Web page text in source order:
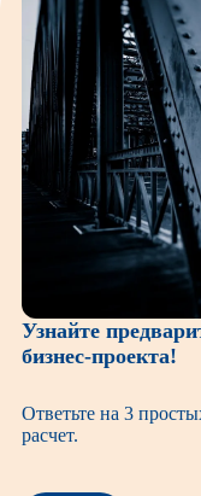
Узнайте
бизнес-проекта!
Ответьте на 3
расчет.